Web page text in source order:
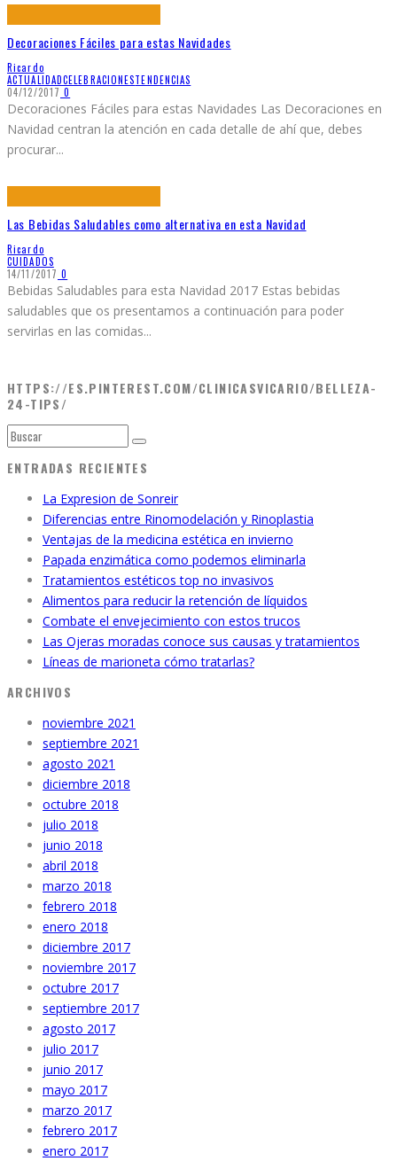
Decoraciones Fáciles para estas Navidades
Ricardo
ACTUALIDADCELEBRACIONESTENDENCIAS
04/12/2017 0
Decoraciones Fáciles para estas Navidades Las Decoraciones en
Navidad centran la atención en cada detalle de ahí que, debes
procurar...
Las Bebidas Saludables como alternativa en esta Navidad
Ricardo
CUIDADOS
14/11/2017 0
Bebidas Saludables para esta Navidad 2017 Estas bebidas
saludables que os presentamos a continuación para poder
servirlas en las comidas...
HTTPS://ES.PINTEREST.COM/CLINICASVICARIO/BELLEZA-
24-TIPS/
ENTRADAS RECIENTES
La Expresion de Sonreir
Diferencias entre Rinomodelación y Rinoplastia
Ventajas de la medicina estética en invierno
Papada enzimática como podemos eliminarla
Tratamientos estéticos top no invasivos
Alimentos para reducir la retención de líquidos
Combate el envejecimiento con estos trucos
Las Ojeras moradas conoce sus causas y tratamientos
Líneas de marioneta cómo tratarlas?
ARCHIVOS
noviembre 2021
septiembre 2021
agosto 2021
diciembre 2018
octubre 2018
julio 2018
junio 2018
abril 2018
marzo 2018
febrero 2018
enero 2018
diciembre 2017
noviembre 2017
octubre 2017
septiembre 2017
agosto 2017
julio 2017
junio 2017
mayo 2017
marzo 2017
febrero 2017
enero 2017